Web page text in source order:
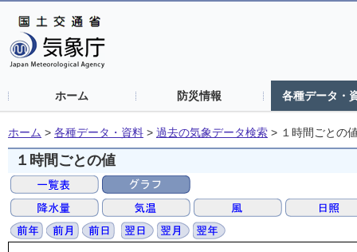
ホーム 防災情報 各種データ・
ホーム > 各種データ・資料 > 過去の気象データ検索 > １時間ごとの
１時間ごとの値